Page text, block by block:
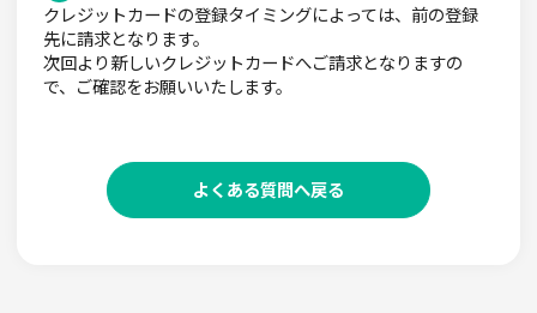
クレジットカードの登録タイミングによっては、前の登録
先に請求となります。
次回より新しいクレジットカードへご請求となりますの
で、ご確認をお願いいたします。
よくある質問へ戻る